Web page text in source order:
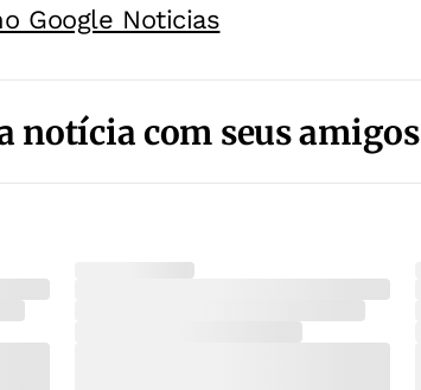
Google Noticias
notícia com seus amigos